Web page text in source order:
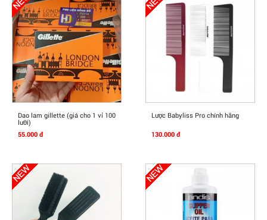
Mua Ngay
Dao lam gillette (giá cho 1 vỉ 100
lưỡi)
55.000 đ
Mua Ngay
Lược Babyliss Pro chính hãng
130.000 đ